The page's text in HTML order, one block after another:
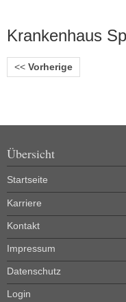
Krankenhaus
<< Vorherige
Übersicht
Startseite
Karriere
Kontakt
Impressum
Datenschutz
Login